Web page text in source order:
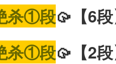
杀①段🥠【6
杀①段🥠【2